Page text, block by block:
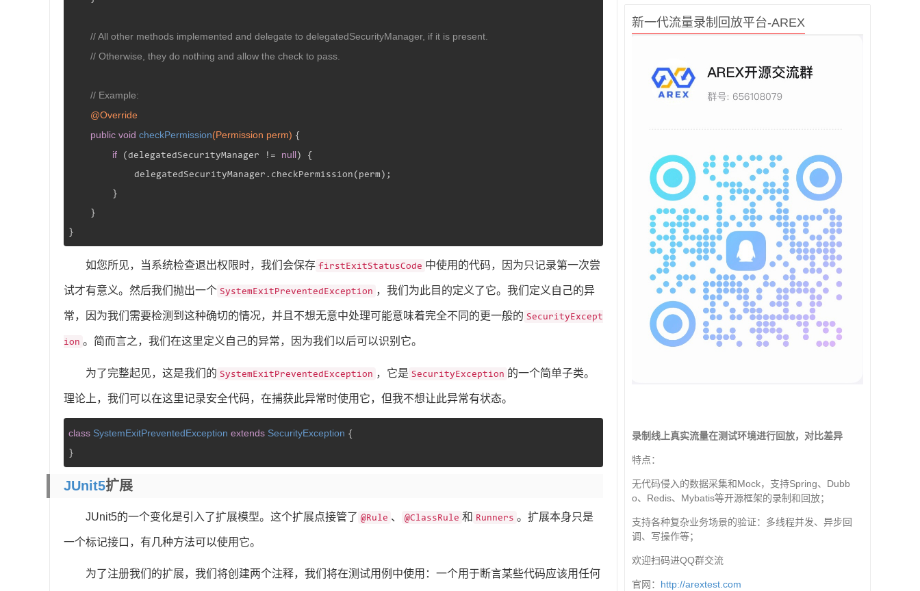
// All other methods implemented and delegate to delegatedSecurityManager, if it is present.
// Otherwise, they do nothing and allow the check to pass.
// Example:
@Override
public void checkPermission(Permission perm) {
if (delegatedSecurityManager != null) {
            delegatedSecurityManager.checkPermission(perm);
        }
    }
}
如您所见，当系统检查退出权限时，我们会保存 firstExitStatusCode 中使用的代码，因为只记录第一次尝
试才有意义。然后我们抛出一个 SystemExitPreventedException ，我们为此目的定义了它。我们定义自己的异
常，因为我们需要检测到这种确切的情况，并且不想无意中处理可能意味着完全不同的更一般的 SecurityExcept
ion 。简而言之，我们在这里定义自己的异常，因为我们以后可以识别它。
为了完整起见，这是我们的 SystemExitPreventedException ，它是 SecurityException 的一个简单子类。
理论上，我们可以在这里记录安全代码，在捕获此异常时使用它，但我不想让此异常有状态。
class SystemExitPreventedException extends SecurityException {
}
JUnit5扩展
JUnit5的一个变化是引入了扩展模型。这个扩展点接管了 @Rule 、 @ClassRule 和 Runners 。扩展本身只是
一个标记接口，有几种方法可以使用它。
为了注册我们的扩展，我们将创建两个注释，我们将在测试用例中使用：一个用于断言某些代码应该用任何
新一代流量录制回放平台-AREX
录制线上真实流量在测试环境进行回放，对比差异
特点：
无代码侵入的数据采集和Mock，支持Spring、Dubb
o、Redis、Mybatis等开源框架的录制和回放；
支持各种复杂业务场景的验证：多线程并发、异步回
调、写操作等；
欢迎扫码进QQ群交流
官网： http://arextest.com